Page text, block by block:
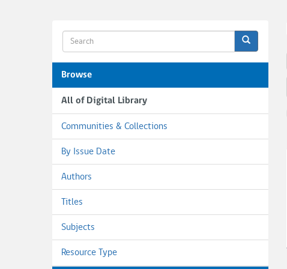
Browse
All of Digital Library
Communities & Collections
By Issue Date
Authors
Titles
Subjects
Resource Type